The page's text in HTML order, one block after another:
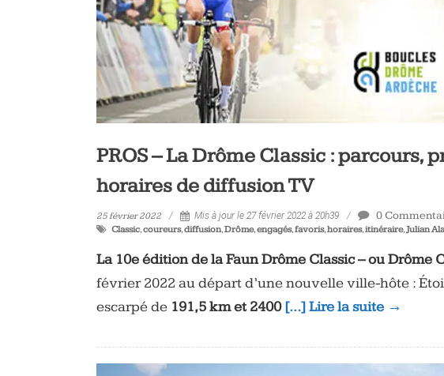
PROS – La Drôme Classic : parcours,
horaires de diffusion TV
25 février 2022 Mis à jour le 27 février 2022 à 20h39 0
Classic,coureurs,diffusion,Drôme,engagés,favoris,horaires,itinéraire,Julian
La 10e édition de la Faun Drôme Classic – ou Drôme
février 2022 au départ d’une nouvelle ville-hôte :
escarpé de 191,5 km et 2400[…] Lire la suite →